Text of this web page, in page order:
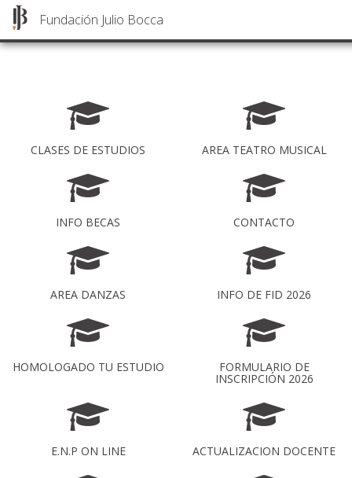
Pasar
Fundación Julio Bocca
CLASES DE ESTUDIOS AREA TEATRO MUSICAL
INFO BECAS CONTACTO
AREA DANZAS INFO DE FID 2026
HOMOLOGADO TU ESTUDIO FORMULARIO DE
INSCRIPCIÓN 2026
E.N.P ON LINE ACTUALIZACION DOCENTE
Fundación Julio Bocca